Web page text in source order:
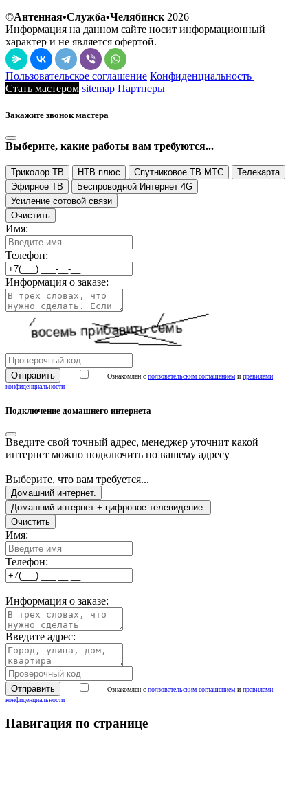
©Антенная•Служба•Челябинск 2026
Информация на данном сайте носит информационный
характер и не является офертой.
Пользовательское соглашение Конфиденциальность
Стать мастером sitemap Партнеры
Закажите звонок мастера
Выберите, какие работы вам требуются...
Триколор ТВ НТВ плюс Спутниковое ТВ МТС
Телекарта
Эфирное ТВ
Беспроводной Интернет 4G
Усиление сотовой связи
Очистить
Имя:
Телефон:
Информация о заказе:
Ознакомлен с ползовательским соглашением и правилами
конфиденциальности
Подключение домашнего интернета
Введите свой точный адрес, менеджер уточнит какой
интернет можно подключить по вашему адресу
Выберите, что вам требуется...
Домашний интернет.
Домашний интернет + цифровое телевидение.
Очистить
Имя:
Телефон:
Информация о заказе:
Введите адрес:
Ознакомлен с ползовательским соглашением и правилами
конфиденциальности
Навигация по странице